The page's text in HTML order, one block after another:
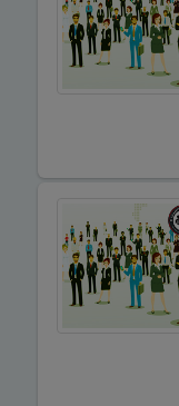
Uydu Teknik
Vcd-Dvd
Yabancı Dil
Yapı Denetim
Yapı
Yatçılar Gezi